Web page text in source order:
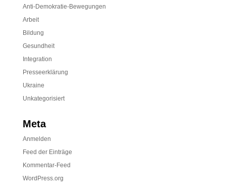
Anti-Demokratie-Bewegungen
Arbeit
Bildung
Gesundheit
Integration
Presseerklärung
Ukraine
Unkategorisiert
Meta
Anmelden
Feed der Einträge
Kommentar-Feed
WordPress.org